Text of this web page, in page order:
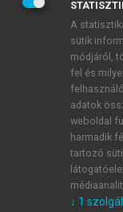
BELÉPÉS
ÚJ FIÓK
1 óra
E-MAIL-CÍM
A
sütik
módjáról,
fel és
adatok
weboldal
harmadik
tartozó
↓ 1